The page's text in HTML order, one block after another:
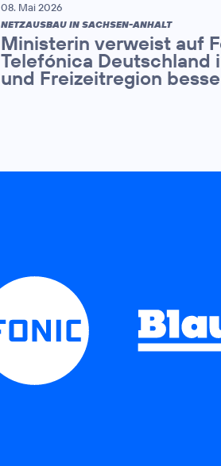
08. Mai 2026
NETZAUSBAU IN SACHSEN-ANHALT
Ministerin verweist auf
Telefónica
und Freizeitregion